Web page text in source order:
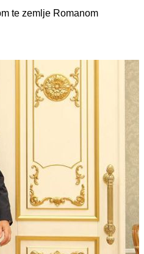
te zemlje Romanom